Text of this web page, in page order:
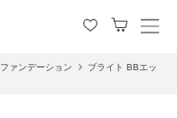
メ
ュ
ファンデーション
ブライト BBエッ